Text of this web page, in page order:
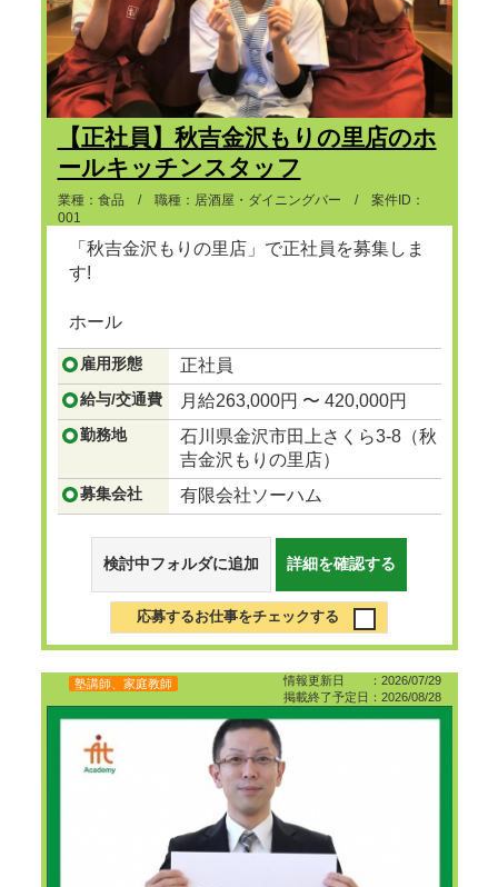
【正社員】秋吉金沢もりの里店のホ
ールキッチンスタッフ
業種：食品 / 職種：居酒屋・ダイニングバー / 案件ID：
001
「秋吉金沢もりの里店」で正社員を募集しま
す!
ホール
...つづきを見る
雇用形態 正社員
給与/交通費 月給263,000円 〜 420,000円
勤務地
石川県金沢市田上さくら3-8（秋
吉金沢もりの里店）
募集会社 有限会社ソーハム
検討中フォルダに追加 詳細を確認する
応募するお仕事をチェックする
情報更新日 ：2026/07/29
掲載終了予定日：2026/08/28
塾講師、家庭教師